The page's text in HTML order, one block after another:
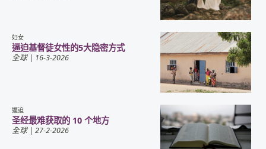
妇女
逼迫基督徒女性的5大隐密方式
全球| 16-3-2026
逼迫
圣经最难获取的 10 个地方
全球| 27-2-2026